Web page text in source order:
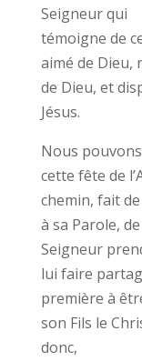
Seigneur qui
témoigne de
aimé de Dieu,
de Dieu, et
Jésus.
Nous
cette fête de
chemin, fait
à sa Parole,
Seigneur
lui faire
première à
son Fils le
donc,